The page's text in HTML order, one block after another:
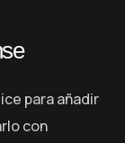
para añadir
con